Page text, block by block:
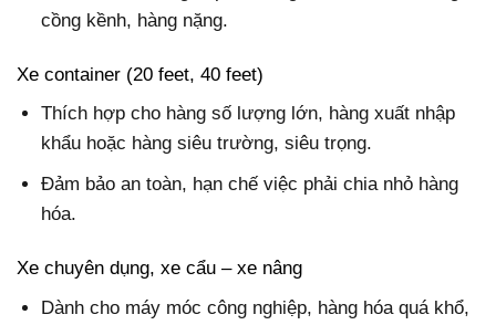
cồng kềnh, hàng nặng.
Xe container (20 feet, 40 feet)
Thích hợp cho hàng số lượng lớn, hàng xuất nhập
khẩu hoặc hàng siêu trường, siêu trọng.
Đảm bảo an toàn, hạn chế việc phải chia nhỏ hàng
hóa.
Xe chuyên dụng, xe cẩu – xe nâng
Dành cho máy móc công nghiệp, hàng hóa quá khổ,